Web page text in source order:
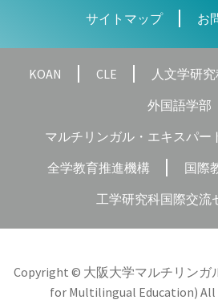
サイトマップ
お
KOAN CLE
人文学研
外国語学部
マルチリンガル・エキスパー
全学教育推進機構
国際
工学研究科国際交流
Copyright © 大阪大学マルチリンガ
for Multilingual Education) All